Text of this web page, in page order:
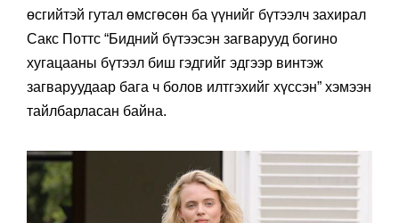
өсгийтэй гутал өмсгөсөн ба үүнийг бүтээлч захирал
Сакс Поттс “Бидний бүтээсэн загварууд богино
хугацааны бүтээл биш гэдгийг эдгээр винтэж
загваруудаар бага ч болов илтгэхийг хүссэн” хэмээн
тайлбарласан байна.